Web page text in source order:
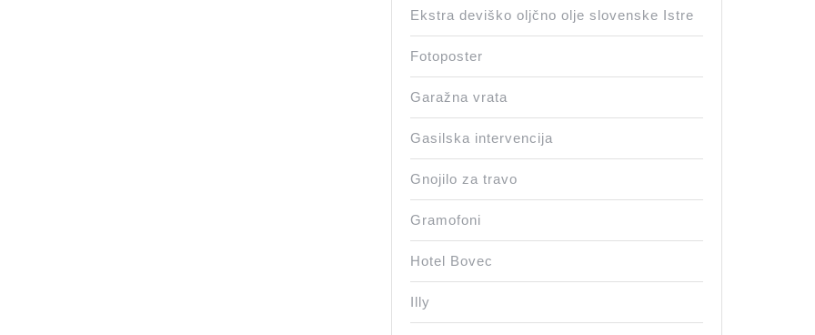
Ekstra deviško oljčno olje slovenske Istre
Fotoposter
Garažna vrata
Gasilska intervencija
Gnojilo za travo
Gramofoni
Hotel Bovec
Illy